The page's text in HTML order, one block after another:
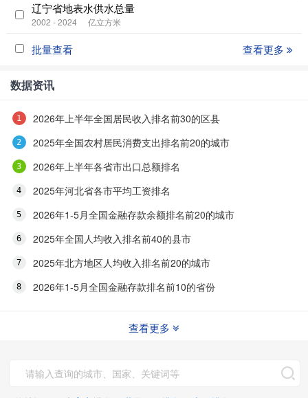
辽宁省地表水供水总量
2002 - 2024 亿立方米
批量查看 查看更多
数据资讯
2026年上半年全国居民收入排名前30的区县
2025年全国农村居民消费支出排名前20的城市
2026年上半年各省市出口总额排名
2025年河北省各市平均工资排名
2026年1-5月全国金融存款余额排名前20的城市
2025年全国人均收入排名前40的县市
2025年北方地区人均收入排名前20的城市
2026年1-5月全国金融存款排名前10的省份
查看更多